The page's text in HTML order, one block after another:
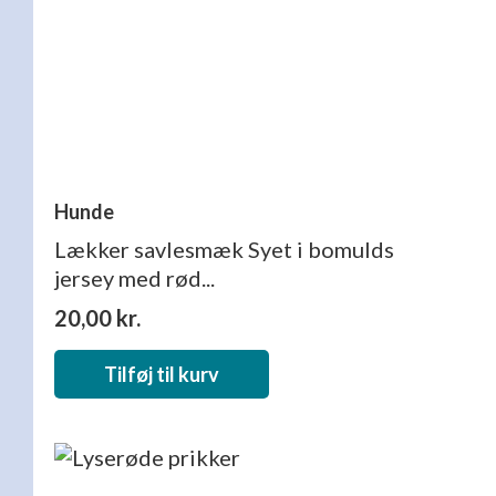
Hunde
Lækker savlesmæk Syet i bomulds
jersey med rød...
20,00 kr.
Tilføj til kurv